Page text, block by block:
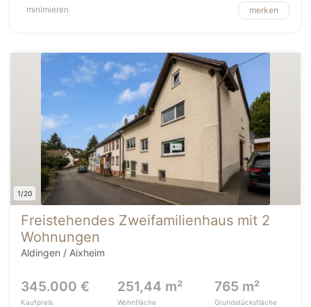
minimieren merken
1/20
Freistehendes Zweifamilienhaus mit 2
Wohnungen
Aldingen / Aixheim
345.000 €
Kaufpreis
251,44 m²
Wohnfläche
765 m²
Grundstücksfläche